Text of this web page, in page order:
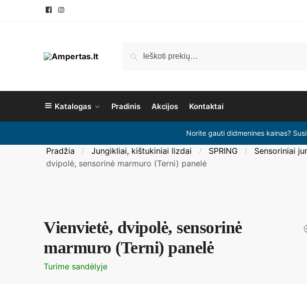
Katalogas Pradinis Akcijos Kontaktai
Norite gauti didmenines kainas?
Pradžia / Jungikliai, kištukiniai lizdai / SPRING / Sensoriniai
dvipolė, sensorinė marmuro (Terni) panelė
Vienvietė, dvipolė, sensorinė
marmuro (Terni) panelė
Turime sandėlyje